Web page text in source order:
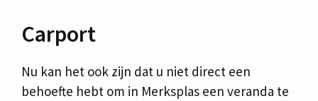
Carport
Nu kan het ook zijn dat u niet direct een
behoefte hebt om in Merksplas een veranda te